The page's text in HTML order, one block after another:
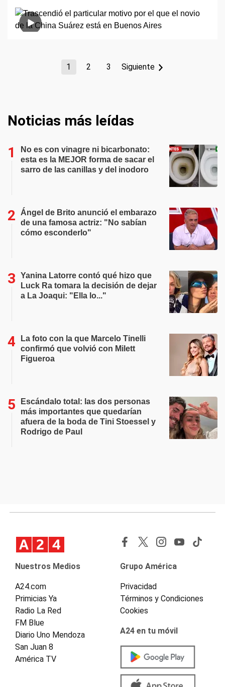
1 2 3 Siguiente
Noticias más leídas
No es con vinagre ni bicarbonato:
esta es la MEJOR forma de sacar el
sarro de las canillas y del inodoro
Ángel de Brito anunció el embarazo
de una famosa actriz: "No sabían
cómo esconderlo"
Yanina Latorre contó qué hizo que
Luck Ra tomara la decisión de dejar
a La Joaqui: "Ella lo..."
La foto con la que Marcelo Tinelli
confirmó que volvió con Milett
Figueroa
Escándalo total: las dos personas
más importantes que quedarían
afuera de la boda de Tini Stoessel y
Rodrigo de Paul
Nuestros Medios
A24.com
Primicias Ya
Radio La Red
FM Blue
Diario Uno Mendoza
San Juan 8
América TV
Grupo América
Privacidad
Términos y Condiciones
Cookies
A24 en tu móvil